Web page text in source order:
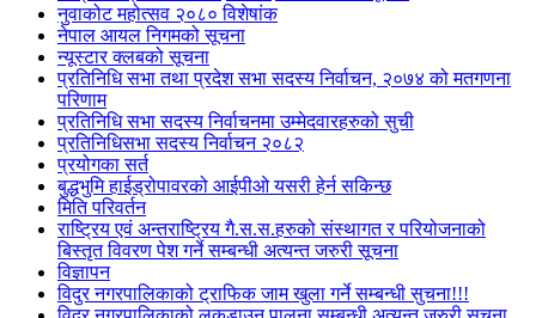
नुवाकोट महोत्सव २०८० विशेषांक
नेपाल आयल निगमको सूचना
न्यूस्टार क्लबको सूचना
प्रतिनिधि सभा तथा प्रदेश सभा सदस्य निर्वाचन, २०७४ को मतगणना
परिणाम
प्रतिनिधि सभा सदस्य निर्वाचनमा उम्मेदवारहरुको सुची
प्रतिनिधिसभा सदस्य निर्वाचन २०८२
प्रयोगका सर्त
बुद्धभुमि हाईड्रोपावरको आईपीओ यसरी हेर्न सकिन्छ
मिति परिवर्तन
राष्ट्रिय एवं अन्तराष्ट्रिय गै.स.स.हरुको संस्थागत र परियोजनाको
बिस्तृत विवरण पेश गर्ने सम्बन्धी अत्यन्त जरुरी सूचना
विज्ञापन
विदुर नगरपालिकाको ट्राफिक जाम खुला गर्ने सम्बन्धी सुचना!!!